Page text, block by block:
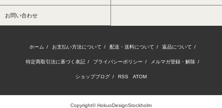
お問い合わせ
ホーム / お支払い方法について / 配送・送料について / 返品について /
特定商取引法に基づく表記 / プライバシーポリシー / メルマガ登録・解除 /
ショップブログ / RSS ATOM
Copyright© HokuoDesignStockholm